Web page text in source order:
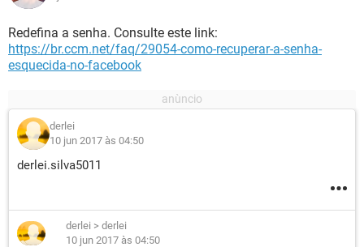
Redefina a senha. Consulte este link:
https://br.ccm.net/faq/29054-como-recuperar-a-senha-
esquecida-no-facebook
derlei
10 jun 2017 às 04:50
derlei.silva5011
derlei > derlei
10 jun 2017 às 04:50